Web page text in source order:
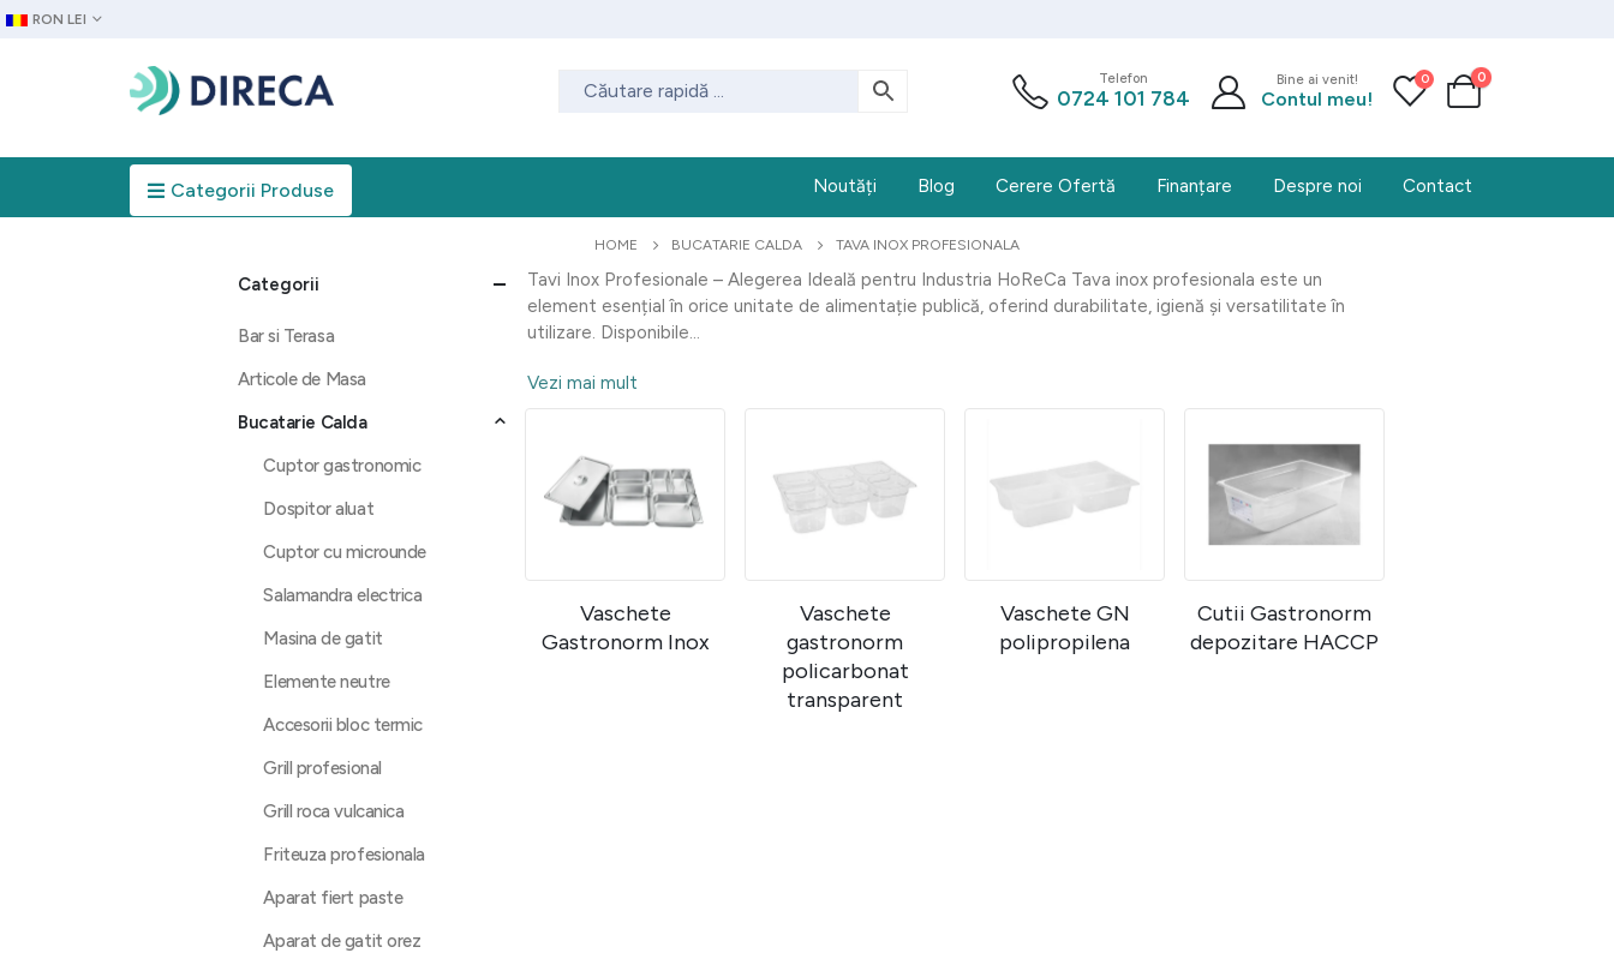
RON LEI
Telefon
0724 101 784
Bine ai venit!
Contul meu!
0 0
Categorii Produse Noutăți Blog Cerere Ofertă Finanțare Despre noi Contact
HOME BUCATARIE CALDA TAVA INOX PROFESIONALA
Tavi Inox Profesionale – Alegerea Ideală pentru Industria HoReCa Tava inox profesionala este un
element esențial în orice unitate de alimentație publică, oferind durabilitate, igienă și versatilitate în
utilizare. Disponibile...
Vezi mai mult
Vaschete
Gastronorm Inox
Vaschete
gastronorm
policarbonat
transparent
Vaschete GN
polipropilena
Cutii Gastronorm
depozitare HACCP
Categorii
Bar si Terasa
Articole de Masa
Bucatarie Calda
Cuptor gastronomic
Dospitor aluat
Cuptor cu microunde
Salamandra electrica
Masina de gatit
Elemente neutre
Accesorii bloc termic
Grill profesional
Grill roca vulcanica
Friteuza profesionala
Aparat fiert paste
Aparat de gatit orez